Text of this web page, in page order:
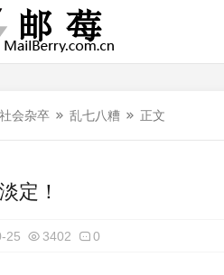
社会杂卒 乱七八糟 正文
定！
25 3402 0